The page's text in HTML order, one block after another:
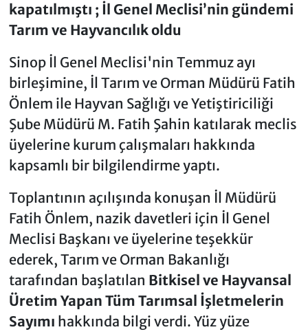
kapatılmıştı ; İl Genel Meclisi’nin gündemi
Tarım ve Hayvancılık oldu
Sinop İl Genel Meclisi'nin Temmuz ayı
birleşimine, İl Tarım ve Orman Müdürü Fatih
Önlem ile Hayvan Sağlığı ve Yetiştiriciliği
Şube Müdürü M. Fatih Şahin katılarak meclis
üyelerine kurum çalışmaları hakkında
kapsamlı bir bilgilendirme yaptı.
Toplantının açılışında konuşan İl Müdürü
Fatih Önlem, nazik davetleri için İl Genel
Meclisi Başkanı ve üyelerine teşekkür
ederek, Tarım ve Orman Bakanlığı
tarafından başlatılan Bitkisel ve Hayvansal
Üretim Yapan Tüm Tarımsal İşletmelerin
Sayımı hakkında bilgi verdi. Yüz yüze